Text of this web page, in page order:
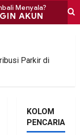
Menyala?
AKUN
Parkir di
KOLOM
PENCARIAN